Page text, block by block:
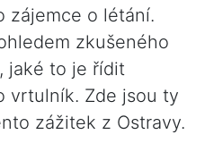
zájemce o létání.
zkušeného
jaké to je řídit
vrtulník. Zde jsou ty
zážitek z Ostravy.